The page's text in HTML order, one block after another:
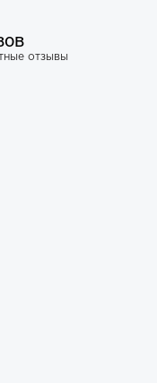
отзывы